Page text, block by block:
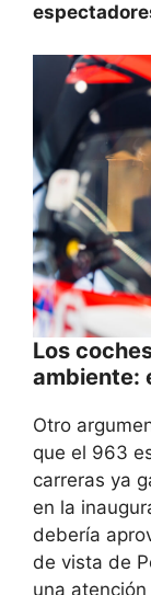
Los
ambiente:
Otro
que el 963
carreras ya
en la
debería
de vista de
una